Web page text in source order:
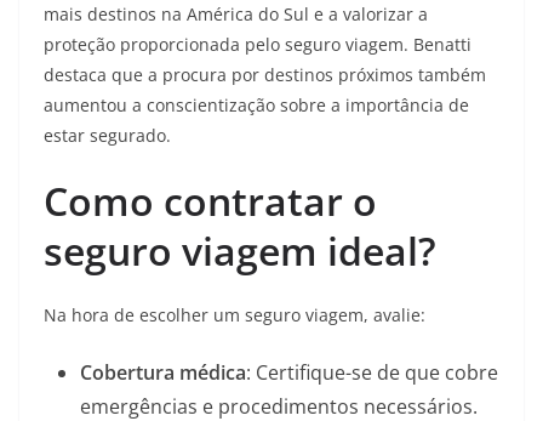
mais destinos na América do Sul e a valorizar a
proteção proporcionada pelo seguro viagem. Benatti
destaca que a procura por destinos próximos também
aumentou a conscientização sobre a importância de
estar segurado.
Como contratar o
seguro viagem ideal?
Na hora de escolher um seguro viagem, avalie:
Cobertura médica: Certifique-se de que cobre
emergências e procedimentos necessários.